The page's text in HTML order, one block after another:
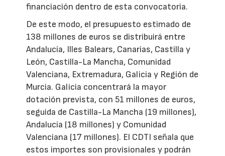
financiación dentro de esta convocatoria.
De este modo, el presupuesto estimado de
138 millones de euros se distribuirá entre
Andalucía, Illes Balears, Canarias, Castilla y
León, Castilla-La Mancha, Comunidad
Valenciana, Extremadura, Galicia y Región de
Murcia. Galicia concentrará la mayor
dotación prevista, con 51 millones de euros,
seguida de Castilla-La Mancha (19 millones),
Andalucía (18 millones) y Comunidad
Valenciana (17 millones). El CDTI señala que
estos importes son provisionales y podrán